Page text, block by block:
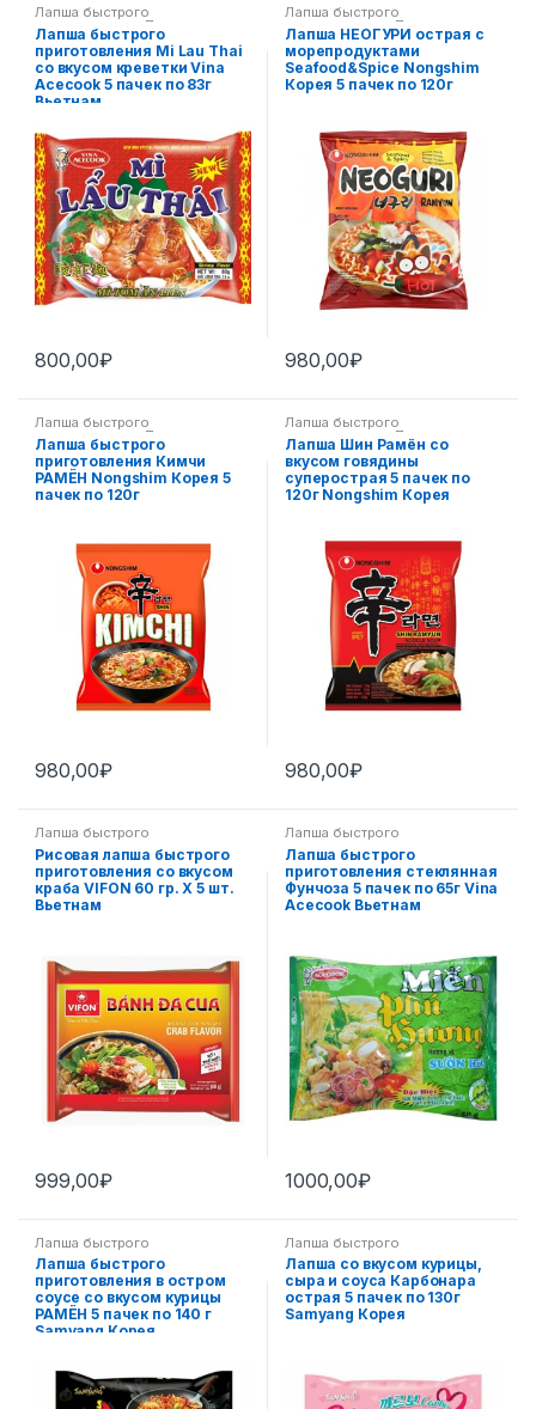
Лапша быстрого
приготовления Пан-азиатская
кухня
Лапша быстрого
приготовления Mi Lau Thai
со вкусом креветки Vina
Acecook 5 пачек по 83г
Вьетнам
800,00₽
Лапша быстрого
приготовления ,Пан-азиатская
кухня
Лапша НЕОГУРИ острая с
морепродуктами
Seafood&Spice Nongshim
Корея 5 пачек по 120г
980,00₽
Лапша быстрого
приготовления Пан-азиатская
кухня
Лапша быстрого
приготовления Кимчи
РАМЁН Nongshim Корея 5
пачек по 120г
980,00₽
Лапша быстрого
приготовления Пан-азиатская
кухня
Лапша Шин Рамён со
вкусом говядины
суперострая 5 пачек по
120г Nongshim Корея
980,00₽
Лапша быстрого
приготовления Пан-азиатская
кухня
Рисовая лапша быстрого
приготовления со вкусом
краба VIFON 60 гр. Х 5 шт.
Вьетнам
999,00₽
Лапша быстрого
приготовления
кухня
Лапша быстрого
приготовления стеклянная
Фунчоза 5 пачек по 65г Vina
Acecook Вьетнам
1000,00₽
Лапша быстрого
приготовления
кухня
Лапша быстрого
приготовления в остром
соусе со вкусом курицы
РАМЁН 5 пачек по 140 г
Samyang Корея
Лапша быстрого
приготовления
кухня
Лапша со вкусом курицы,
сыра и соуса Карбонара
острая 5 пачек по 130г
Samyang Корея